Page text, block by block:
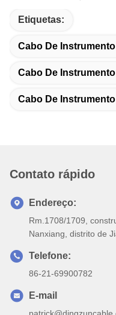
Etiquetas:
Cabo De
Cabo De
Cabo De
Contato rápido
Endereço:
Rm.1708/1709,
Nanxiang, distrito de
Telefone:
86-21-69900782
E-mail